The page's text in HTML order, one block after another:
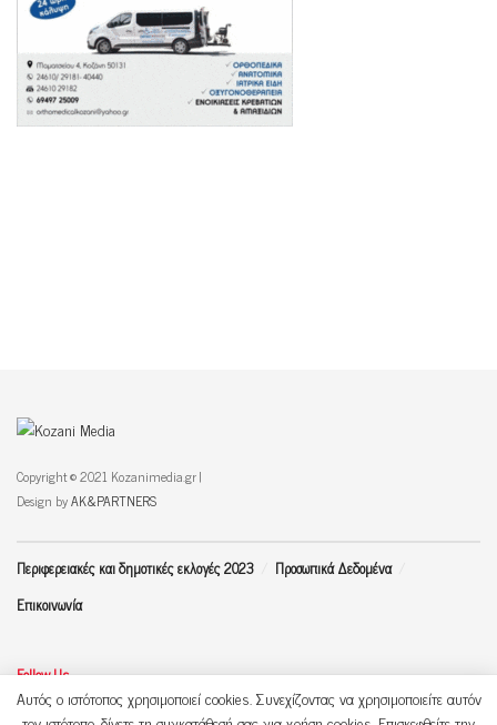
Copyright © 2021 Kozanimedia.gr |
Design byAK&PARTNERS
Περιφερειακές και δημοτικές εκλογές 2023
Προσωπικά Δεδομένα
Επικοινωνία
Follow Us
Αυτός ο ιστότοπος χρησιμοποιεί cookies. Συνεχίζοντας να χρησιμοποιείτε αυτόν